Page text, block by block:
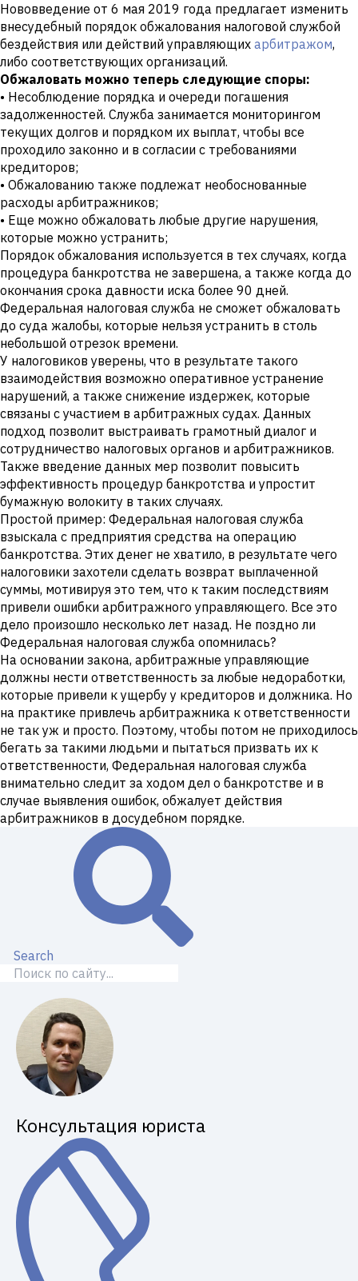
Нововведение от 6 мая 2019 года предлагает изменить
внесудебный порядок обжалования налоговой службой
бездействия или действий управляющих арбитражом,
либо соответствующих организаций.
Обжаловать можно теперь следующие споры:
• Несоблюдение порядка и очереди погашения
задолженностей. Служба занимается мониторингом
текущих долгов и порядком их выплат, чтобы все
проходило законно и в согласии с требованиями
кредиторов;
• Обжалованию также подлежат необоснованные
расходы арбитражников;
• Еще можно обжаловать любые другие нарушения,
которые можно устранить;
Порядок обжалования используется в тех случаях, когда
процедура банкротства не завершена, а также когда до
окончания срока давности иска более 90 дней.
Федеральная налоговая служба не сможет обжаловать
до суда жалобы, которые нельзя устранить в столь
небольшой отрезок времени.
У налоговиков уверены, что в результате такого
взаимодействия возможно оперативное устранение
нарушений, а также снижение издержек, которые
связаны с участием в арбитражных судах. Данных
подход позволит выстраивать грамотный диалог и
сотрудничество налоговых органов и арбитражников.
Также введение данных мер позволит повысить
эффективность процедур банкротства и упростит
бумажную волокиту в таких случаях.
Простой пример: Федеральная налоговая служба
взыскала с предприятия средства на операцию
банкротства. Этих денег не хватило, в результате чего
налоговики захотели сделать возврат выплаченной
суммы, мотивируя это тем, что к таким последствиям
привели ошибки арбитражного управляющего. Все это
дело произошло несколько лет назад. Не поздно ли
Федеральная налоговая служба опомнилась?
На основании закона, арбитражные управляющие
должны нести ответственность за любые недоработки,
которые привели к ущербу у кредиторов и должника. Но
на практике привлечь арбитражника к ответственности
не так уж и просто. Поэтому, чтобы потом не приходилось
бегать за такими людьми и пытаться призвать их к
ответственности, Федеральная налоговая служба
внимательно следит за ходом дел о банкротстве и в
случае выявления ошибок, обжалует действия
арбитражников в досудебном порядке.
Search
Консультация юриста